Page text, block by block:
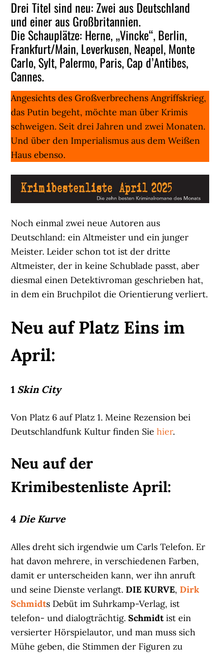
Drei Titel sind neu: Zwei aus Deutschland
und einer aus Großbritannien.
Die Schauplätze: Herne, „Vincke“, Berlin,
Frankfurt/Main, Leverkusen, Neapel, Monte
Carlo, Sylt, Palermo, Paris, Cap d’Antibes,
Cannes.
Angesichts des Großverbrechens Angriffskrieg,
das Putin begeht, möchte man über Krimis
schweigen. Seit drei Jahren und zwei Monaten.
Und über den Imperialismus aus dem Weißen
Haus ebenso.
Noch einmal zwei neue Autoren aus
Deutschland: ein Altmeister und ein junger
Meister. Leider schon tot ist der dritte
Altmeister, der in keine Schublade passt, aber
diesmal einen Detektivroman geschrieben hat,
in dem ein Bruchpilot die Orientierung verliert.
Neu auf Platz Eins im
April:
1 Skin City
Von Platz 6 auf Platz 1. Meine Rezension bei
Deutschlandfunk Kultur finden Siehier.
Neu auf der
Krimibestenliste April:
4 Die Kurve
Alles dreht sich irgendwie um Carls Telefon. Er
hat davon mehrere, in verschiedenen Farben,
damit er unterscheiden kann, wer ihn anruft
und seine Dienste verlangt. DIE KURVE, Dirk
Schmidts Debüt im Suhrkamp-Verlag, ist
telefon- und dialogträchtig.Schmidtist ein
versierter Hörspielautor, und man muss sich
Mühe geben, die Stimmen der Figuren zu